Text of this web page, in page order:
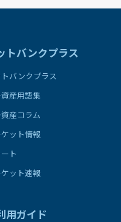
トバンクプラス
トバンクプラス
産用語集
産コラム
ット情報
ト
ット速報
用ガイド